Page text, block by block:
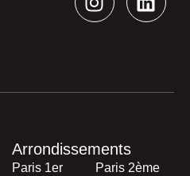
Arrondissements
Paris 1er
Paris 2ème